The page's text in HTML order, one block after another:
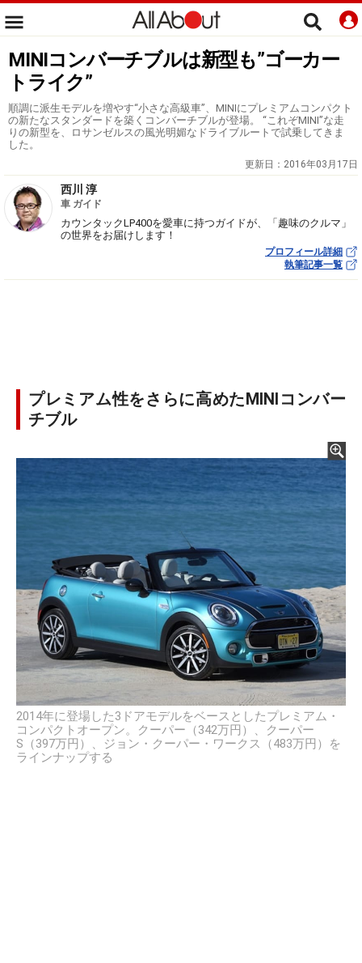
MINIコンバーチブルは新型も”ゴーカー
トライク”
順調に派生モデルを増やす“小さな高級車”、MINIにプレミアムコンパクト
の新たなスタンダードを築くコンバーチブルが登場。 “これぞMINI”な走
りの新型を、ロサンゼルスの風光明媚なドライブルートで試乗してきま
した。
更新日： 2016年03月17日
西川 淳
車 ガイド
カウンタックLP400を愛車に持つガイドが、「趣味のクルマ」
の世界をお届けします！
プロフィール詳細
執筆記事一覧
プレミアム性をさらに高めたMINIコンバー
チブル
2014年に登場した3ドアモデルをベースとしたプレミアム・
コンパクトオープン。クーパー（342万円）、クーパー
S（397万円）、ジョン・クーパー・ワークス（483万円）を
ラインナップする